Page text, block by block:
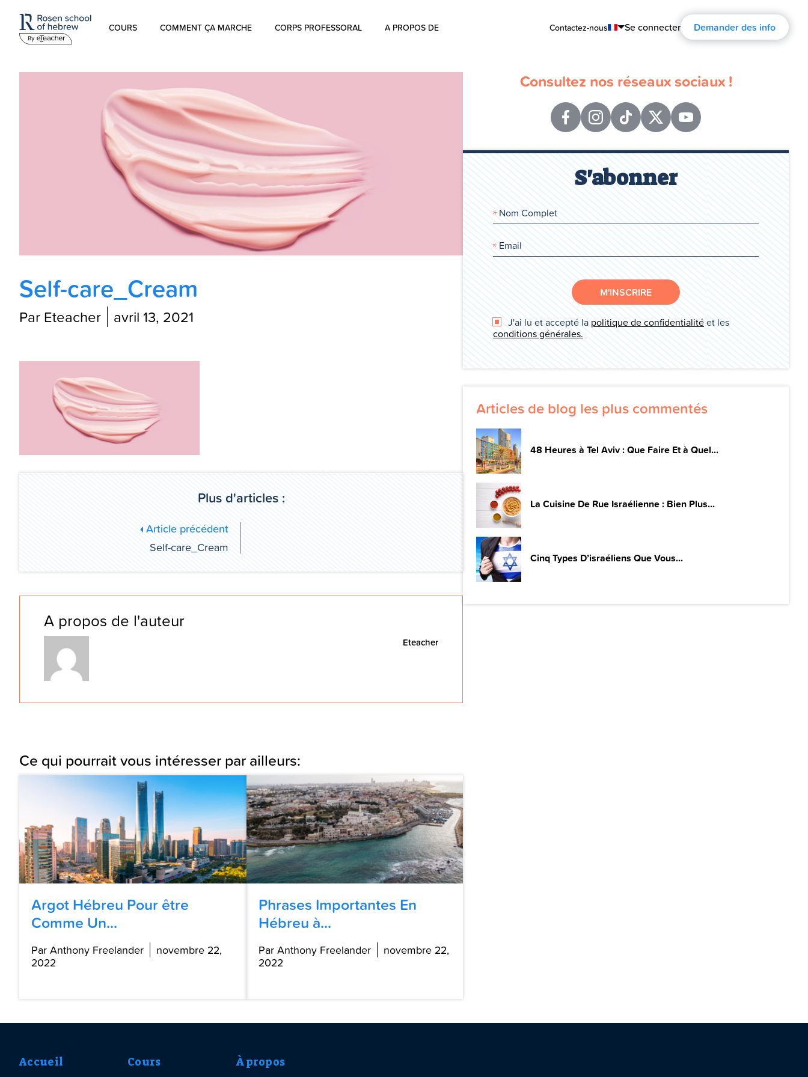
Contactez-nous
Português
Español
Français
Deutsch
Русский
Se connecter Demander des info
COURS
L’hébreu pour les enfants
Hébreu Biblique
COMMENT ÇA MARCHE CORPS PROFESSORAL A PROPOS DE
Self-care_Cream
Par Eteacher avril 13, 2021
Plus d'articles :
Article précédent
Self-care_Cream
A propos de l'auteur
Eteacher
Ce qui pourrait vous intéresser par ailleurs:
Argot Hébreu Pour être
Comme Un...
Par Anthony Freelander
novembre 22,
2022
Phrases Importantes En
Hébreu à...
Par Anthony Freelander
novembre 22,
2022
Consultez nos réseaux sociaux !
S'abonner
M'INSCRIRE
J'ai lu et accepté la politique de confidentialitéet les
conditions générales.
Articles de blog les plus commentés
48 Heures à Tel Aviv : Que Faire Et à Quel...
La Cuisine De Rue Israélienne : Bien Plus...
Cinq Types D’israéliens Que Vous...
Accueil Cours À propos